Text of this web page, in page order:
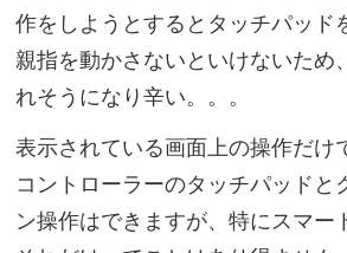
作をしようとするとタッチパッド
親指を動かさないといけないため
れそうになり辛い。。。
表示されている画面上の操作だけ
コントローラーのタッチパッドと
ン操作はできますが、特にスマー